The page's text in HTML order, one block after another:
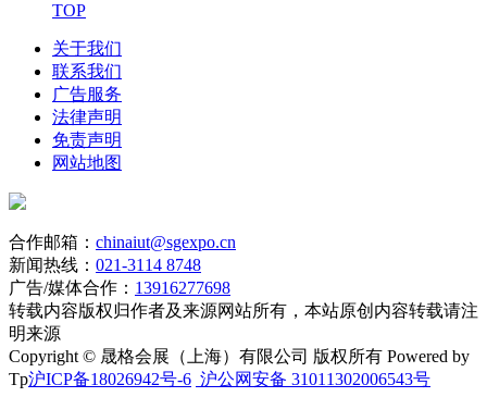
TOP
关于我们
联系我们
广告服务
法律声明
免责声明
网站地图
合作邮箱： chinaiut@sgexpo.cn
新闻热线： 021-3114 8748
广告/媒体合作： 13916277698
转载内容版权归作者及来源网站所有，本站原创内容转载请注
明来源
Copyright © 晟格会展（上海）有限公司 版权所有 Powered by
Tp沪ICP备18026942号-6 沪公网安备 31011302006543号